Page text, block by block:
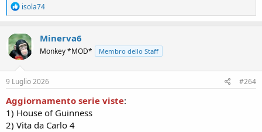
R
e
a
c
t
i
o
n
s
isola74
Minerva6
Monkey *MOD* Membro dello Staff
9 Luglio 2026 #264
Aggiornamento serie viste:
1) House of Guinness
2) Vita da Carlo 4